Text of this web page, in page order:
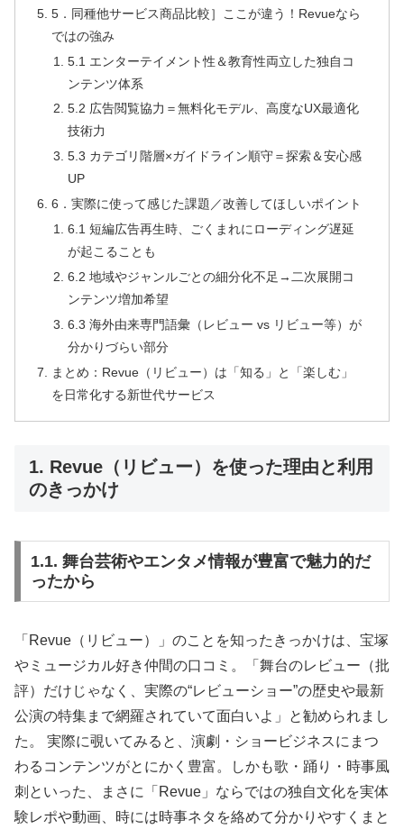
5．同種他サービス商品比較］ここが違う！Revueなら
ではの強み
5.1 エンターテイメント性＆教育性両立した独自コ
ンテンツ体系
5.2 広告閲覧協力＝無料化モデル、高度なUX最適化
技術力
5.3 カテゴリ階層×ガイドライン順守＝探索＆安心感
UP
6．実際に使って感じた課題／改善してほしいポイント
6.1 短編広告再生時、ごくまれにローディング遅延
が起こることも
6.2 地域やジャンルごとの細分化不足→二次展開コ
ンテンツ増加希望
6.3 海外由来専門語彙（レビュー vs リビュー等）が
分かりづらい部分
まとめ：Revue（リビュー）は「知る」と「楽しむ」
を日常化する新世代サービス
1. Revue（リビュー）を使った理由と利用
のきっかけ
1.1. 舞台芸術やエンタメ情報が豊富で魅力的だ
ったから
「Revue（リビュー）」のことを知ったきっかけは、宝塚
やミュージカル好き仲間の口コミ。「舞台のレビュー（批
評）だけじゃなく、実際の“レビューショー”の歴史や最新
公演の特集まで網羅されていて面白いよ」と勧められまし
た。 実際に覗いてみると、演劇・ショービジネスにまつ
わるコンテンツがとにかく豊富。しかも歌・踊り・時事風
刺といった、まさに「Revue」ならではの独自文化を実体
験レポや動画、時には時事ネタを絡めて分かりやすくまと